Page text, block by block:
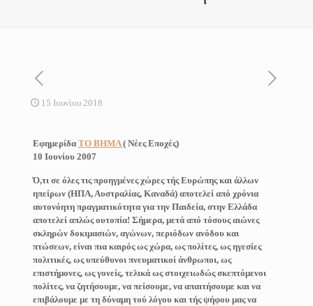
15 Ιουνίου 2018
Εφημερίδα ΤΟ ΒΗΜΑ(Νέες Εποχές)
10 Ιουνίου 2007
Ό,τι σε όλες τις προηγμένες χώρες τής Ευρώπης και άλλων
ηπείρων (ΗΠΑ, Αυστραλίας, Καναδά) αποτελεί από χρόνια
αυτονόητη πραγματικότητα για την Παιδεία, στην Ελλάδα
αποτελεί απλώς ουτοπία! Σήμερα, μετά από τόσους αιώνες
σκληρών δοκιμασιών, αγώνων, περιόδων ανόδου και
πτώσεων, είναι πια καιρός ως χώρα, ως πολίτες, ως ηγεσίες
πολιτικές, ως υπεύθυνοι πνευματικοί άνθρωποι, ως
επιστήμονες, ως γονείς, τελικά ως στοιχειωδώς σκεπτόμενοι
πολίτες, να ζητήσουμε, να πείσουμε, να απαιτήσουμε και να
επιβάλουμε με τη δύναμη τού λόγου και τής ψήφου μας να